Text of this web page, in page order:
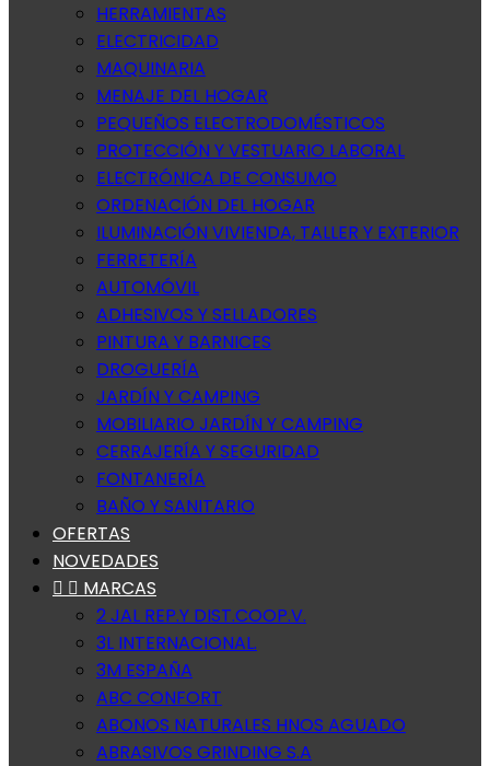
HERRAMIENTAS
ELECTRICIDAD
MAQUINARIA
MENAJE DEL HOGAR
PEQUEÑOS ELECTRODOMÉSTICOS
PROTECCIÓN Y VESTUARIO LABORAL
ELECTRÓNICA DE CONSUMO
ORDENACIÓN DEL HOGAR
ILUMINACIÓN VIVIENDA, TALLER Y EXTERIOR
FERRETERÍA
AUTOMÓVIL
ADHESIVOS Y SELLADORES
PINTURA Y BARNICES
DROGUERÍA
JARDÍN Y CAMPING
MOBILIARIO JARDÍN Y CAMPING
CERRAJERÍA Y SEGURIDAD
FONTANERÍA
BAÑO Y SANITARIO
OFERTAS
NOVEDADES
  MARCAS
2 JAL REP.Y DIST.COOP.V.
3L INTERNACIONAL.
3M ESPAÑA
ABC CONFORT
ABONOS NATURALES HNOS AGUADO
ABRASIVOS GRINDING S.A